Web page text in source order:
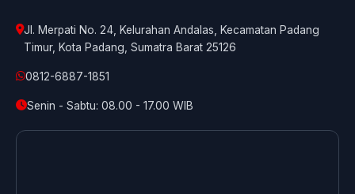
Jl. Merpati No. 24, Kelurahan Andalas, Kecamatan Padang
Timur, Kota Padang, Sumatra Barat 25126
0812-6887-1851
Senin - Sabtu: 08.00 - 17.00 WIB